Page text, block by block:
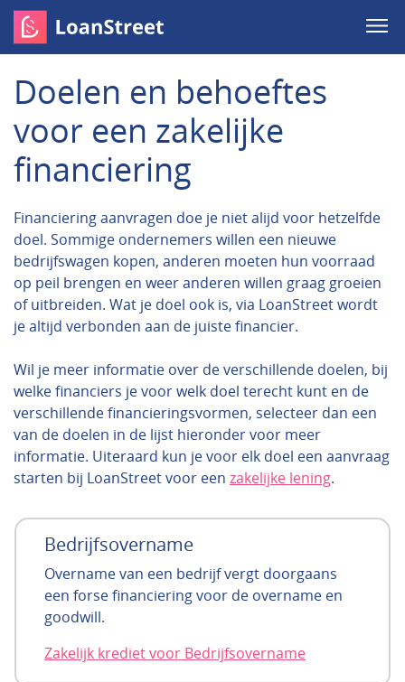
Doelen en behoeftes
voor een zakelijke
financiering
Financiering aanvragen doe je niet alijd voor hetzelfde
doel. Sommige ondernemers willen een nieuwe
bedrijfswagen kopen, anderen moeten hun voorraad
op peil brengen en weer anderen willen graag groeien
of uitbreiden. Wat je doel ook is, via LoanStreet wordt
je altijd verbonden aan de juiste financier.
Wil je meer informatie over de verschillende doelen, bij
welke financiers je voor welk doel terecht kunt en de
verschillende financieringsvormen, selecteer dan een
van de doelen in de lijst hieronder voor meer
informatie. Uiteraard kun je voor elk doel een aanvraag
starten bij LoanStreet voor een zakelijke lening.
Bedrijfsovername
Overname van een bedrijf vergt doorgaans
een forse financiering voor de overname en
goodwill.
Zakelijk krediet voor Bedrijfsovername